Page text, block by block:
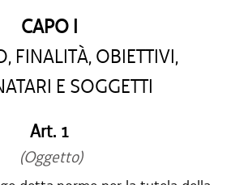
CAPO I
FINALITÀ, OBIETTIVI,
E SOGGETTI
Art. 1
(Oggetto)